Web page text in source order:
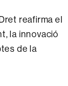
reafirma el
la innovació
de la